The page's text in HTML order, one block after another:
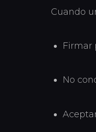
Cuando
Firmar
No